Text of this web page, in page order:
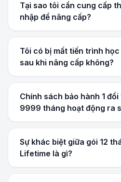
Tại sao tôi cần cung cấp
nhập để nâng cấp?
Tôi có bị mất tiến trình
sau khi nâng cấp không?
Chính sách bảo hành 1 đổi
9999 tháng hoạt động ra
Sự khác biệt giữa gói 12
Lifetime là gì?